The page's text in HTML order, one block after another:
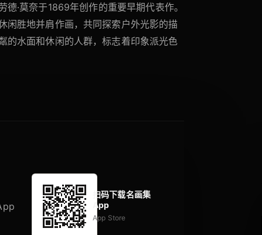
·莫奈于1869年创作的重要早期代表作。
闲胜地并肩作画，共同探索户外光影的描
的水面和休闲的人群，标志着印象派光色
扫码下载名画集
App
App Store